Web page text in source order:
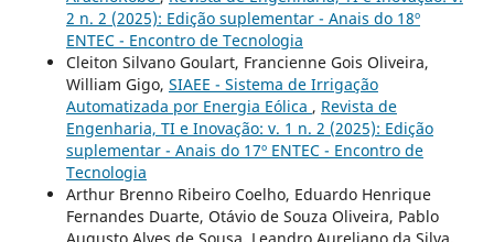
2 n. 2 (2025): Edição suplementar - Anais do 18º
ENTEC - Encontro de Tecnologia
Cleiton Silvano Goulart, Francienne Gois Oliveira,
William Gigo, SIAEE - Sistema de Irrigação
Automatizada por Energia Eólica , Revista de
Engenharia, TI e Inovação: v. 1 n. 2 (2025): Edição
suplementar - Anais do 17º ENTEC - Encontro de
Tecnologia
Arthur Brenno Ribeiro Coelho, Eduardo Henrique
Fernandes Duarte, Otávio de Souza Oliveira, Pablo
Augusto Alves de Sousa, Leandro Aureliano da Silva,